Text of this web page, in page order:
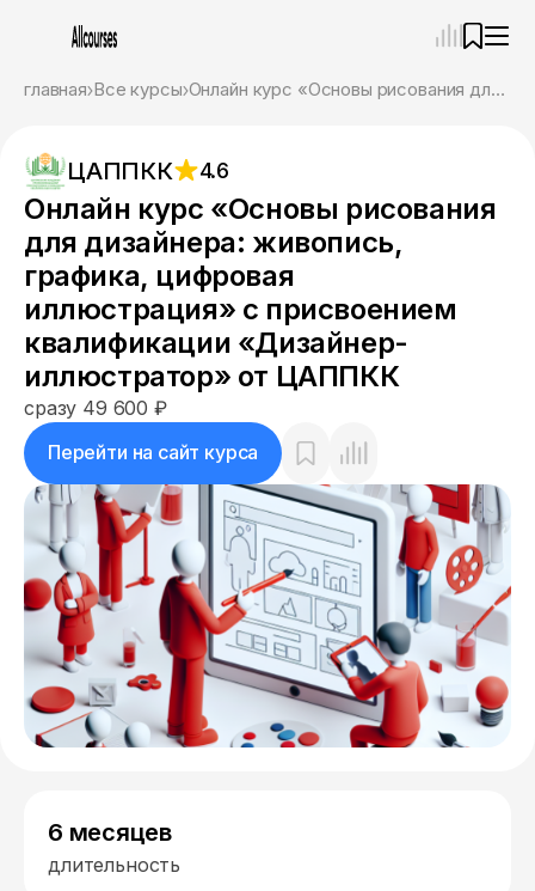
главная Все курсы Онлайн курс «Основы рисования для дизайнера: живопись, графика, цифровая иллюстрация» с присвоением квалификации «Дизайнер-иллюстратор» от ЦАППКК
ЦАППКК 4.6
Онлайн курс «Основы рисования
для дизайнера: живопись,
графика, цифровая
иллюстрация» с присвоением
квалификации «Дизайнер-
иллюстратор» от ЦАППКК
сразу 49 600 ₽
Перейти на сайт курса
6 месяцев
длительность
Привет! Я Ваш карьерный навигатор. Подберу
курсы, которые соответствует именно вашим
целям.
Пожалуйста, ответьте на несколько вопросов,
чтобы начать.
Приступим?